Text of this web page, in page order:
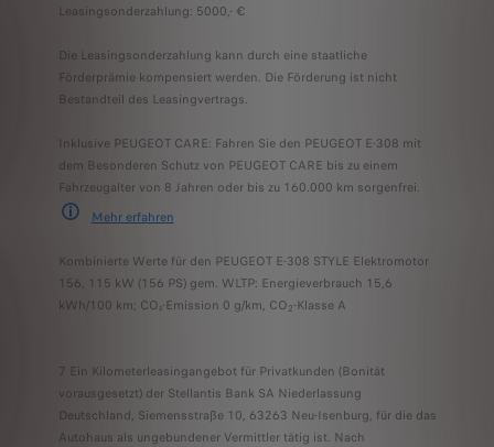
Leasingsonderzahlung: 5000,- €
Die Leasingsonderzahlung kann durch eine staatliche
Förderprämie kompensiert werden. Die Förderung ist nicht
Bestandteil des Leasingvertrags.
Inklusive PEUGEOT CARE: Fahren Sie den PEUGEOT E-308 mit
dem Besonderen Schutz von PEUGEOT CARE bis zu einem
Fahrzeugalter von 8 Jahren oder bis zu 160.000 km sorgenfrei.
Mehr erfahren
Kombinierte Werte für den PEUGEOT E-308 STYLE Elektromotor
156, 115 kW (156 PS) gem. WLTP: Energieverbrauch 15,6
kWh/100 km; CO₂-Emission 0 g/km, CO2-Klasse A
7 Ein Kilometerleasingangebot für Privatkunden (Bonität
vorausgesetzt) der Stellantis Bank SA Niederlassung
Deutschland, Siemensstraße 10, 63263 Neu-Isenburg, für die das
Autohaus als ungebundener Vermittler tätig ist. Nach